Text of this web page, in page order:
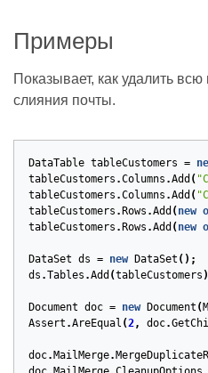
Примеры
Показывает, как удалить
слияния почты.
DataTable tableCustomers =
tableCustomers .Columns .Add (
tableCustomers .Columns .Add (
tableCustomers . Rows .Add ( new
tableCustomers . Rows .Add ( new
DataSet ds = new DataSet ();
ds .Tables .Add (tableCustomers
Document doc = new Document (
Assert .AreEqual (2, doc.
doc. MailMerge.